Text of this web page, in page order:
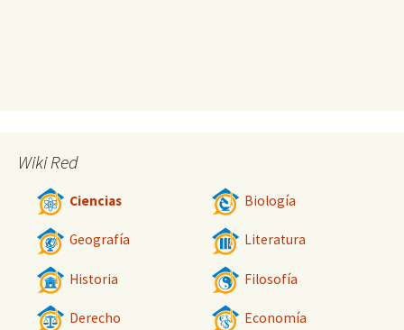
Wiki Red
Ciencias Biología
Geografía Literatura
Historia Filosofía
Derecho Economía